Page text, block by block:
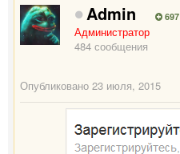
Admin 697
Администратор
484 сообщения
Опубликовано 23 июля, 2015